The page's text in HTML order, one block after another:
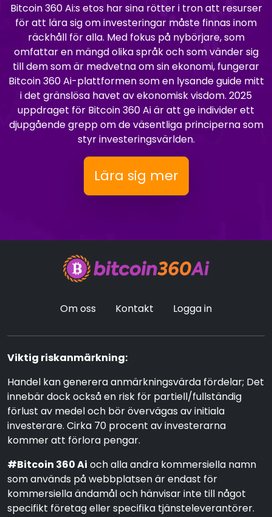
Bitcoin 360 Ai:s etos har sina rötter i tron att resurser
för att lära sig om investeringar måste finnas inom
räckhåll för alla. Med fokus på nybörjare, som
omfattar en mängd olika språk och som vänder sig
till dem som är medvetna om sin ekonomi, fungerar
Bitcoin 360 Ai-plattformen som en lysande guide mitt
i det gränslösa havet av ekonomisk visdom. 2025
uppdraget för Bitcoin 360 Ai är att ge individer ett
djupgående grepp om de väsentliga principerna som
styr investeringsvärlden.
Lära sig mer
Om oss Kontakt Logga in
Viktig riskanmärkning:
Handel kan generera anmärkningsvärda fördelar; Det
innebär dock också en risk för partiell/fullständig
förlust av medel och bör övervägas av initiala
investerare. Cirka 70 procent av investerarna
kommer att förlora pengar.
#Bitcoin 360 Ai och alla andra kommersiella namn
som används på webbplatsen är endast för
kommersiella ändamål och hänvisar inte till något
specifikt företag eller specifika tjänsteleverantörer.